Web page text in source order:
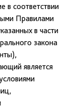
в соответствии
Правилами
в части
закона
является